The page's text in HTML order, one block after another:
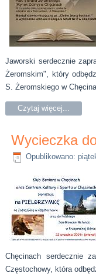
Jaworski serdecznie
Żeromskim", który
S. Żeromskiego w
Czytaj więcej...
Wycieczka
Opublikowano:
Chęcinach serdecznie
Częstochowy, która